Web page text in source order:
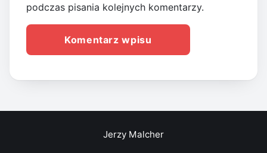
podczas pisania kolejnych komentarzy.
Jerzy Malcher